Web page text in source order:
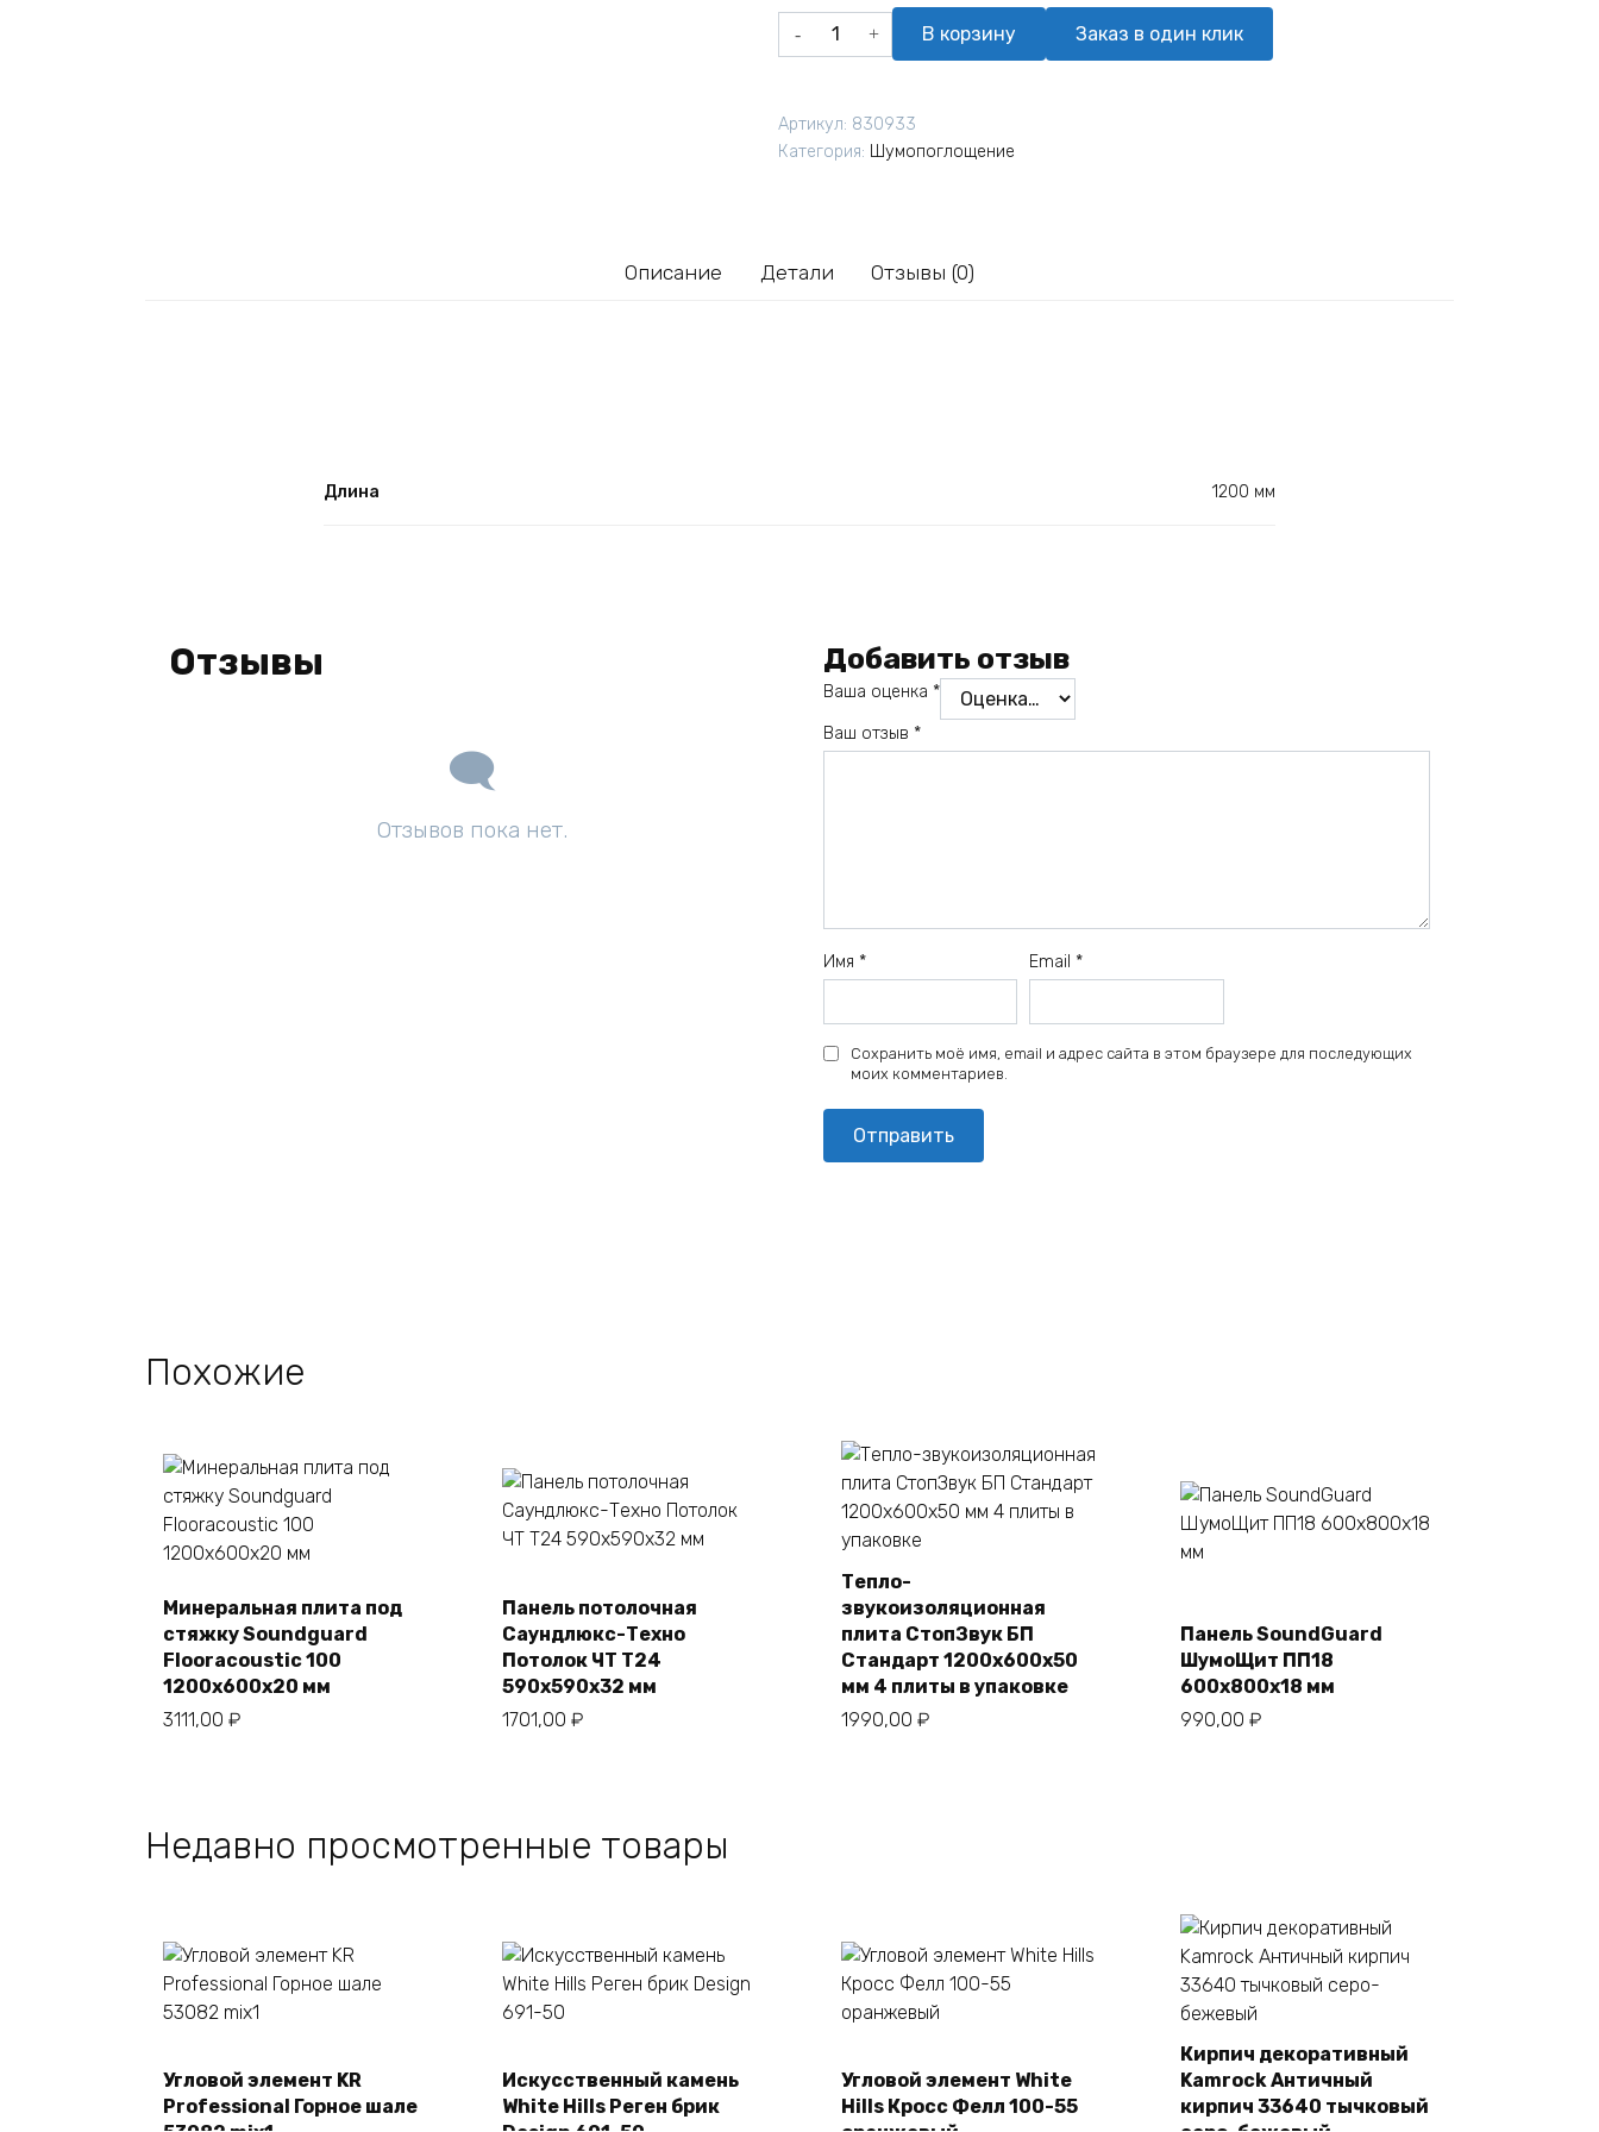
Количество
товара
Soundguard
Fibroplan
1200х600х15
В корзину Заказ в один клик
Артикул: 830933
Категория: Шумопоглощение
Описание Детали Отзывы (0)
Длина 1200 мм
Отзывы
Отзывов пока нет.
Добавить отзыв
Ваша оценка *
Ваш отзыв *
Имя * Email *
Сохранить моё имя, email и адрес сайта в этом браузере для последующих
моих комментариев.
Похожие
В корзину
Минеральная плита под
стяжку Soundguard
Flooracoustic 100
1200х600х20 мм
3111,00 ₽
В корзину
Панель потолочная
Саундлюкс-Техно
Потолок ЧТ Т24
590х590х32 мм
1701,00 ₽
В корзину
Тепло-
звукоизоляционная
плита СтопЗвук БП
Стандарт 1200х600х50
мм 4 плиты в упаковке
1990,00 ₽
В корзину
Панель SoundGuard
ШумоЩит ПП18
600х800х18 мм
990,00 ₽
Недавно просмотренные товары
В корзину
Угловой элемент KR
Professional Горное шале
В корзину
Искусственный камень
White Hills Реген брик
В корзину
Угловой элемент White
Hills Кросс Фелл 100-55
В корзину
Кирпич декоративный
Kamrock Античный
кирпич 33640 тычковый